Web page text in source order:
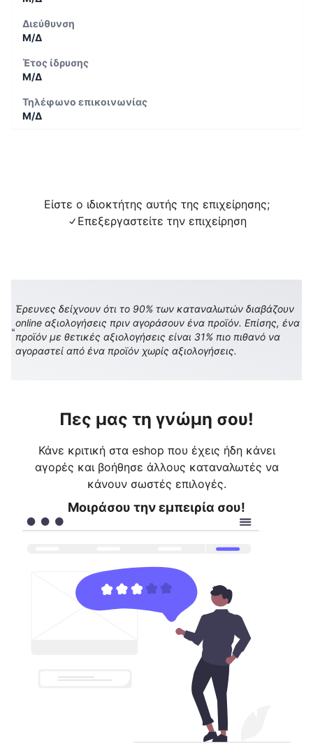
Διεύθυνση
Μ/Δ
Έτος ίδρυσης
Μ/Δ
Τηλέφωνο επικοινωνίας
Μ/Δ
Είστε ο ιδιοκτήτης αυτής της επιχείρησης;
Επεξεργαστείτε την επιχείρηση
Έρευνες δείχνουν ότι το 90% των καταναλωτών διαβάζουν
online αξιολογήσεις πριν αγοράσουν ένα προϊόν. Επίσης, ένα
προϊόν με θετικές αξιολογήσεις είναι 31% πιο πιθανό να
αγοραστεί από ένα προϊόν χωρίς αξιολογήσεις.
Πες μας τη γνώμη σου!
Κάνε κριτική στα eshop που έχεις ήδη κάνει
αγορές και βοήθησε άλλους καταναλωτές να
κάνουν σωστές επιλογές.
Μοιράσου την εμπειρία σου!